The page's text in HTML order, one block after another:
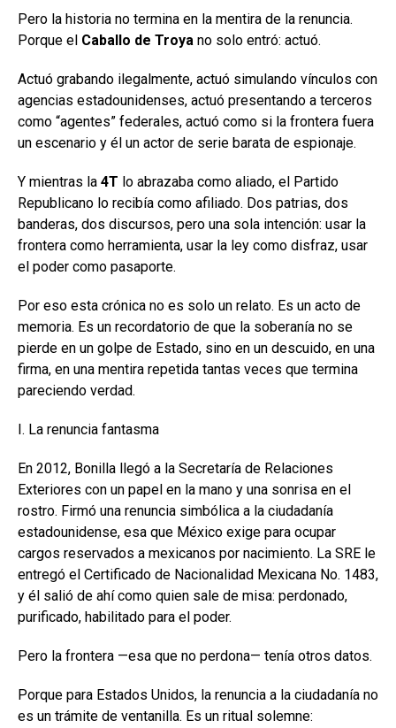
Pero la historia no termina en la mentira de la renuncia.
Porque el Caballo de Troya no solo entró: actuó.
Actuó grabando ilegalmente, actuó simulando vínculos con
agencias estadounidenses, actuó presentando a terceros
como “agentes” federales, actuó como si la frontera fuera
un escenario y él un actor de serie barata de espionaje.
Y mientras la 4T lo abrazaba como aliado, el Partido
Republicano lo recibía como afiliado. Dos patrias, dos
banderas, dos discursos, pero una sola intención: usar la
frontera como herramienta, usar la ley como disfraz, usar
el poder como pasaporte.
Por eso esta crónica no es solo un relato. Es un acto de
memoria. Es un recordatorio de que la soberanía no se
pierde en un golpe de Estado, sino en un descuido, en una
firma, en una mentira repetida tantas veces que termina
pareciendo verdad.
I. La renuncia fantasma
En 2012, Bonilla llegó a la Secretaría de Relaciones
Exteriores con un papel en la mano y una sonrisa en el
rostro. Firmó una renuncia simbólica a la ciudadanía
estadounidense, esa que México exige para ocupar
cargos reservados a mexicanos por nacimiento. La SRE le
entregó el Certificado de Nacionalidad Mexicana No. 1483,
y él salió de ahí como quien sale de misa: perdonado,
purificado, habilitado para el poder.
Pero la frontera —esa que no perdona— tenía otros datos.
Porque para Estados Unidos, la renuncia a la ciudadanía no
es un trámite de ventanilla. Es un ritual solemne: